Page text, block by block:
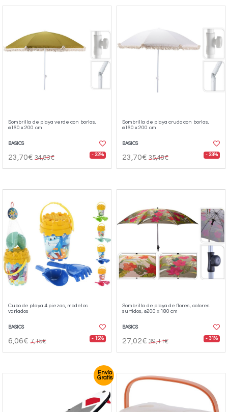
Sombrilla de playa verde con borlas,
ø160 x 200 cm
BASICS
23,70€ 34,83€ - 32%
Sombrilla de playa crudo con borlas,
ø160 x 200 cm
BASICS
23,70€ 35,48€ - 33%
Cubo de playa 4 piezas, modelos
variados
BASICS
6,06€ 7,15€ - 15%
Sombrilla de playa de flores, colores
surtidos, ø200 x 180 cm
BASICS
27,02€ 39,11€ - 31%
Envío
Gratis